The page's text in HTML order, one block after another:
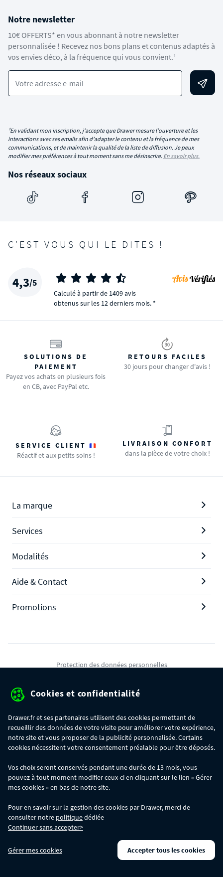
Notre newsletter
10€ OFFERTS* en vous abonnant à notre newsletter
personnalisée ! Recevez nos bons plans et contenus adaptés à
vos envies déco, à la fréquence qui vous convient.¹
Votre adresse e-mail
¹En validant mon inscription, j'accepte que Drawer mesure l'ouverture et les
interactions avec ses emails afin d'adapter le contenu et la fréquence de mes
communications, et de maintenir la qualité de la liste de diffusion. Je peux
modifier mes préférences à tout moment sans me désinscrire. En savoir plus.
Nos réseaux sociaux
C'EST VOUS QUI LE DITES !
4,3/5
Calculé à partir de 1409 avis
obtenus sur les 12 derniers mois. *
SOLUTIONS DE
PAIEMENT
Payez vos achats en plusieurs fois
en CB, avec PayPal etc.
RETOURS FACILES
30 jours pour changer d'avis !
SERVICE CLIENT
Réactif et aux petits soins !
LIVRAISON CONFORT
dans la pièce de votre choix !
La marque
Services
Modalités
Aide & Contact
Promotions
Protection des données personnelles
Gérer mes cookies
commande :
- 30€ sur votre commande dès 300€ d'achat, avec le code BIKINI30
- 50€ sur votre commande dès 500€ d'achat, avec le code BIKINI50
Les codes BIKINI30, BIKINI50 et BIKINI100 ne sont valables que sur
www.drawer.fr; ils ne sont pas cumulables entre eux, ni avec d'autres codes
promotionnels. La remise se calculera automatiquement dans votre panier
lors de la saisie du code adéquat.
DRAWER DAYS- Du 29/07 au 11/08 inclus : profitez de remises allant jusqu'à
-50% sur une large sélection de produits. Opération valable dans la limite des
Cookies et confidentialité
Drawer.fr et ses partenaires utilisent des cookies permettant de
recueillir des données de votre visite pour améliorer votre expérience,
notre site et vous proposer de la publicité personnalisée. Certains
cookies nécessitent votre consentement préalable pour être déposés.
Vos choix seront conservés pendant une durée de 13 mois, vous
pouvez à tout moment modifier ceux-ci en cliquant sur le lien « Gérer
mes cookies » en bas de notre site.
Pour en savoir sur la gestion des cookies par Drawer, merci de
consulter notre politiquedédiée
Continuer sans accepter>
Gérer mes cookies Accepter tous les cookies